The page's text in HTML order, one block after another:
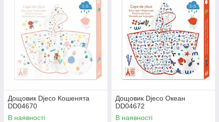
Дощовик Djeco Кошенята
DD04670
В наявності
Дощовик Djeco Океан
DD04672
В наявності